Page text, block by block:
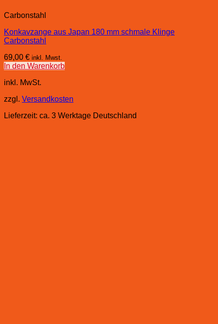
Carbonstahl
Konkavzange aus Japan 180 mm schmale Klinge
Carbonstahl
69,00 € inkl. Mwst.
In den Warenkorb
inkl. MwSt.
zzgl. Versandkosten
Lieferzeit: ca. 3 Werktage Deutschland